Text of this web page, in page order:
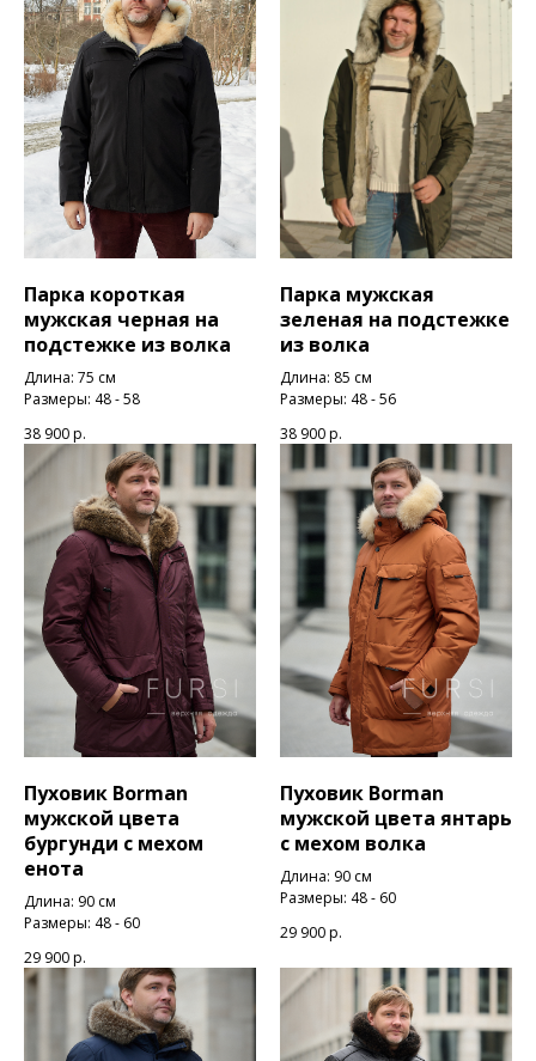
Парка короткая
мужская черная на
подстежке из волка
Длина: 75 см
Размеры: 48 - 58
38 900р.
Парка мужская
зеленая на подстежке
из волка
Длина: 85 см
Размеры: 48 - 56
38 900р.
Пуховик Borman
мужской цвета
бургунди с мехом
енота
Длина: 90 см
Размеры: 48 - 60
29 900р.
Пуховик Borman
мужской цвета янтарь
с мехом волка
Длина: 90 см
Размеры: 48 - 60
29 900р.